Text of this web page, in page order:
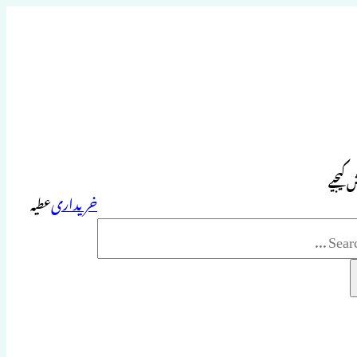
کیجیے
خریداریعطیہ